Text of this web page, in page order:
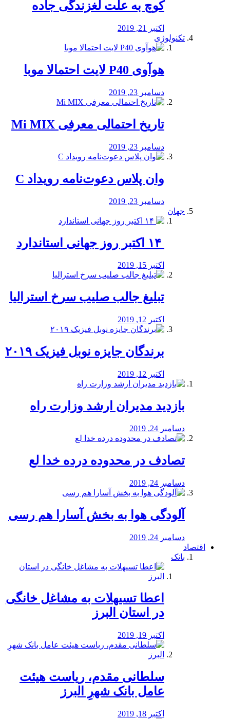
کوچ به علت لغزندگی جاده
اکتبر 21, 2019
تکنولوژی
هوآوی P40 لایت احتمالا موبا
دسامبر 23, 2019
تاریخ احتمالی معرفی Mi MIX
دسامبر 23, 2019
وان پلاس دعوت‌نامه رویداد C
دسامبر 23, 2019
جهان
اکتبر 15, 2019
تبلیغ جالب صلیب سرخ استرالیا
اکتبر 12, 2019
برندگان جایزه نوبل فیزیک ۲۰۱۹
اکتبر 12, 2019
بازدید مدیران ارشد وزارت راه
دسامبر 24, 2019
تصادف در محدوده درده خدا لع
دسامبر 24, 2019
آلودگی هوا به بخش آسارا هم رسی
دسامبر 24, 2019
اقتصاد
بانک
️اعطا تسیهلات به مشاغل خانگی
در استان البرز
اکتبر 19, 2019
سلطانی مقدم، ریاست هیئت
عامل بانک شهرِ البرز
اکتبر 18, 2019